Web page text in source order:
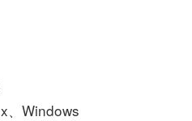
、Windows